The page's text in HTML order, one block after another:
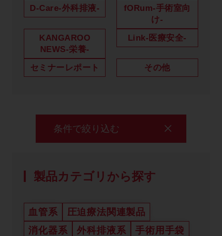
お問い合わせ
セミナー メルマガ登録
D-Care-外科排液-
fORum-手術室向
け-
KANGAROO
NEWS-栄養-
Link-医療安全-
セミナーレポート その他
条件で絞り込む
製品カテゴリから探す
血管系
圧迫療法関連製品
消化器系
外科排液系
手術用手袋